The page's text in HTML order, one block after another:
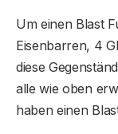
Um einen Blast
Eisenbarren, 4
diese
alle wie oben
haben einen